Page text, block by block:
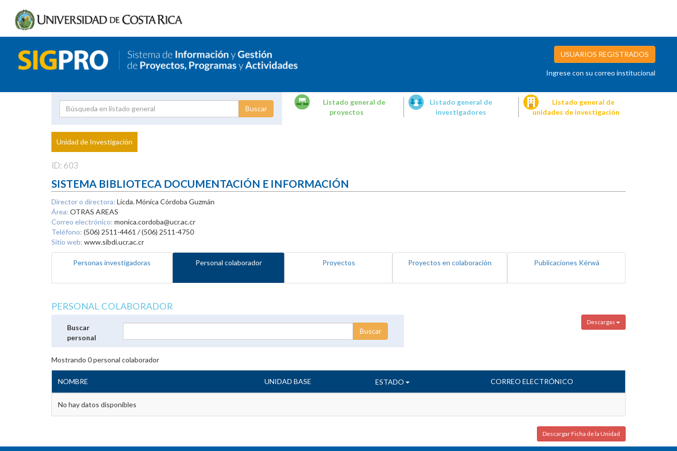
USUARIOS REGISTRADOS
Ingrese con su correo institucional
Proyecto
Investigador
Listado general de
proyectos
Listado general de
investigadores
Listado general de
unidades de investigación
Unidad de Investigación
ID: 603
SISTEMA BIBLIOTECA DOCUMENTACIÓN E INFORMACIÓN
Director o directora: Licda. Mónica Córdoba Guzmán
Área: OTRAS AREAS
Correo electrónico: monica.cordoba@ucr.ac.cr
Teléfono: (506) 2511-4461 / (506) 2511-4750
Sitio web: www.sibdi.ucr.ac.cr
Personas investigadoras Personal colaborador Proyectos Proyectos en colaboración Publicaciones Kérwá
PERSONAL COLABORADOR
Descargas
Buscar
personal
Mostrando 0personal colaborador
NOMBRE UNIDAD BASE ESTADO CORREO ELECTRÓNICO
No hay datos disponibles
Descargar Ficha de la Unidad